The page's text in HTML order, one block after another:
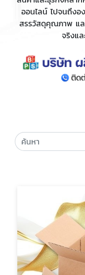
ออนไลน์ ไปจนถึงอ
สรรวัสดุคุณภาพ แล
จริงแ